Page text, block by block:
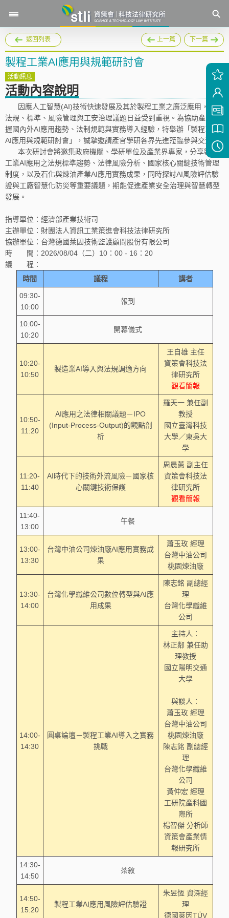
返回列表 上一篇 下一篇
製程工業AI應用與規範研討會
活動訊息
活動內容說明
因應人工智慧(AI)技術快速發展及其於製程工業之廣泛應用，相關
法規、標準、風險管理與工安治理議題日益受到重視。為協助產業掌
握國內外AI應用趨勢、法制規範與實務導入經驗，特舉辦「製程工業
AI應用與規範研討會」，誠摯邀請產官學研各界先進蒞臨參與交流。
本次研討會將邀集政府機關、學研單位及產業界專家，分享製程
工業AI應用之法規標準趨勢、法律風險分析、國家核心關鍵技術管理
制度，以及石化與煉油產業AI應用實務成果，同時探討AI風險評估驗
證與工廠智慧化防災等重要議題，期能促進產業安全治理與智慧轉型
發展。
指導單位：經濟部產業技術司
主辦單位：財團法人資訊工業策進會科技法律研究所
協辦單位：台灣德國萊因技術監護顧問股份有限公司
時 間：2026/08/04（二）10：00 - 16：20
議 程：
時間
議程 講者
09:30-
10:00
報到
10:00-
10:20
開幕儀式
10:20-
10:50
製造業AI導入與法規調適方向
王自雄 主任
資策會科技法
律研究所
觀看簡報
10:50-
11:20
AI應用之法律相關議題－IPO
(Input-Process-Output)的觀點剖
析
羅天一 兼任副
教授
國立臺灣科技
大學／東吳大
學
11:20-
11:40
AI時代下的技術外流風險－國家核
心關鍵技術保護
周晨蕙 副主任
資策會科技法
律研究所
觀看簡報
11:40-
13:00
午餐
13:00-
13:30
台灣中油公司煉油廠AI應用實務成
果
蕭玉玫 經理
台灣中油公司
桃園煉油廠
13:30-
14:00
台灣化學纖維公司數位轉型與AI應
用成果
陳志銘 副總經
理
台灣化學纖維
公司
14:00-
14:30
圓桌論壇－製程工業AI導入之實務
挑戰
主持人：
林正鄰 兼任助
理教授
國立陽明交通
大學
與談人：
蕭玉玫 經理
台灣中油公司
桃園煉油廠
陳志銘 副總經
理
台灣化學纖維
公司
黃仲宏 經理
工研院產科國
際所
楊智傑 分析師
資策會產業情
報研究所
14:30-
14:50
茶敘
14:50-
15:20
製程工業AI應用風險評估驗證
朱昱恆 資深經
理
德國萊因TÜV